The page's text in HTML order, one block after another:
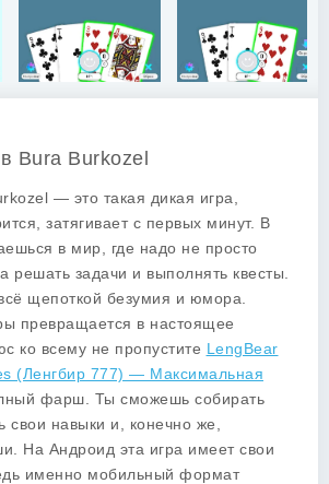
Bura Burkozel
— это такая дикая игра,
затягивает с первых минут. В
в мир, где надо не просто
решать задачи и выполнять квесты.
щепоткой безумия и юмора.
превращается в настоящее
ко всему не пропустите LengBear
(Ленгбир 777) — Максимальная
фарш. Ты сможешь собирать
свои навыки и, конечно же,
На Андроид эта игра имеет свои
именно мобильный формат